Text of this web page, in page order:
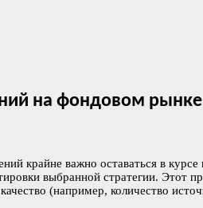
на фондовом
крайне важно оставаться в
выбранной стратегии. Этот
(например, количество